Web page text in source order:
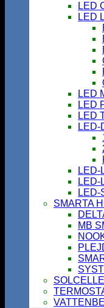
LED
LED
LED
LED
LED
LED-
LED-
LED-
LED-
SMARTA
MB